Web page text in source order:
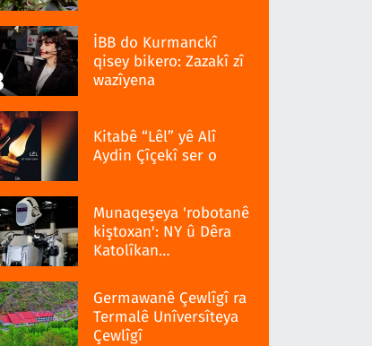
İBB do Kurmanckî
qisey bikero: Zazakî zî
wazîyena
Kitabê “Lêl” yê Alî
Aydin Çîçekî ser o
Munaqeşeya 'robotanê
kiştoxan': NY û Dêra
Katolîkan
Germawanê Çewlîgî ra
Termalê Unîversîteya
Çewlîgî